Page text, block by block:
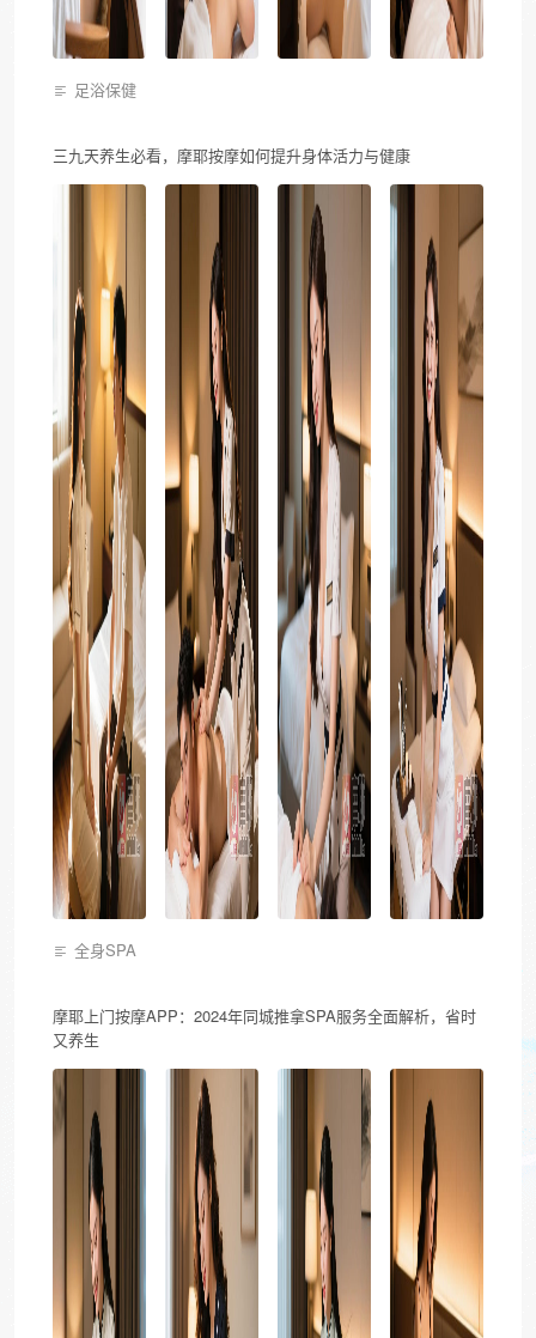
足浴保健
三九天养生必看，摩耶按摩如何提升身体活力与健康
全身SPA
摩耶上门按摩APP：2024年同城推拿SPA服务全面解析，省时
又养生